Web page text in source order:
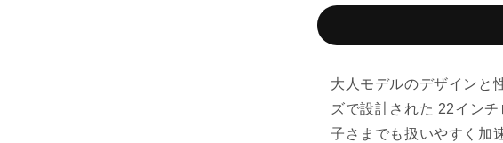
大人モデルのデザインと
ズで設計された 22イン
子さまでも扱いやすく加